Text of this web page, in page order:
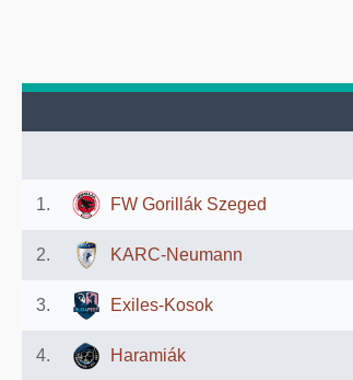
1. FW Gorillák Szeged
2. KARC-Neumann
3. Exiles-Kosok
4. Haramiák